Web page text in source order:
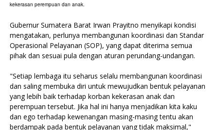
kekerasan perempuan dan anak.
Gubernur Sumatera Barat Irwan Prayitno menyikapi kondisi
mengatakan, perlunya membangunan koordinasi dan Standar
Operasional Pelayanan (SOP), yang dapat diterima semua
pihak dan sesuai pula dengan aturan perundang-undangan.
"Setiap lembaga itu seharus selalu membangunan koordinasi
dan saling membuka diri untuk mewujudkan bentuk pelayanan
yang lebih baik terhadap korban kekerasan anak dan
perempuan tersebut. Jika hal ini hanya menjadikan kita kaku
dan ego terhadap kewenangan masing-masing tentu akan
berdampak pada bentuk pelayanan yang tidak maksimal,"